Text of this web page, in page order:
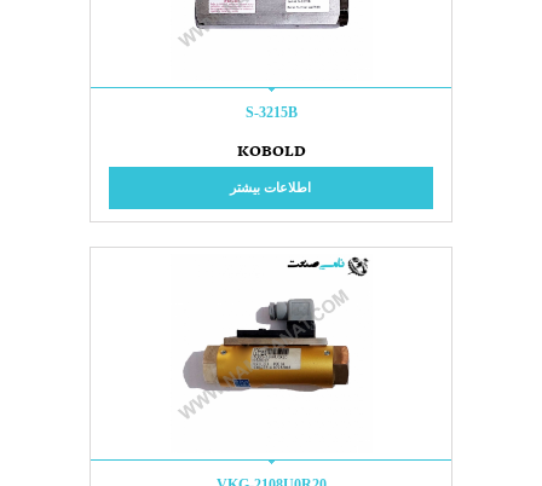
S-3215B
KOBOLD
اطلاعات بیشتر